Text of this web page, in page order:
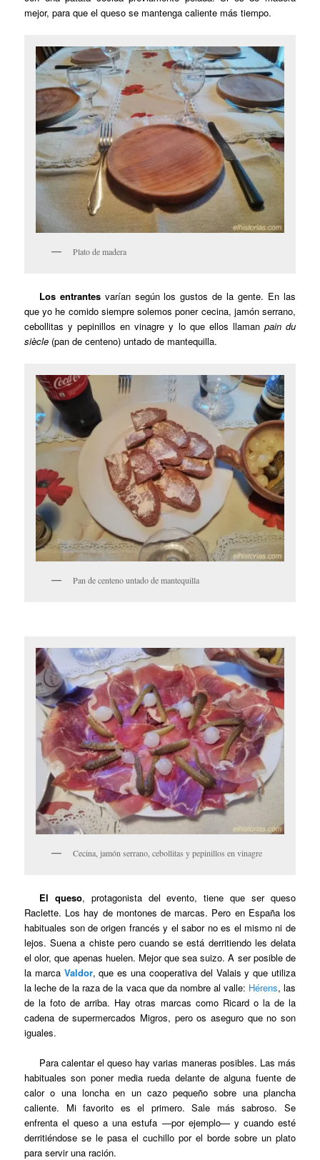
mejor, para que el queso se mantenga caliente más tiempo.
Plato de madera
Los entrantesvarían según los gustos de la gente. En las
que yo he comido siempre solemos poner cecina, jamón serrano,
cebollitas y pepinillos en vinagre y lo que ellos llaman pain du
siècle (pan de centeno) untado de mantequilla.
Pan de centeno untado de mantequilla
Cecina, jamón serrano, cebollitas y pepinillos en vinagre
El queso, protagonista del evento, tiene que ser queso
Raclette. Los hay de montones de marcas. Pero en España los
habituales son de origen francés y el sabor no es el mismo ni de
lejos. Suena a chiste pero cuando se está derritiendo les delata
el olor, que apenas huelen. Mejor que sea suizo. A ser posible de
la marca Valdor, que es una cooperativa del Valais y que utiliza
la leche de la raza de la vaca que da nombre al valle: Hérens, las
de la foto de arriba. Hay otras marcas como Ricard o la de la
cadena de supermercados Migros, pero os aseguro que no son
iguales.
Para calentar el queso hay varias maneras posibles. Las más
habituales son poner media rueda delante de alguna fuente de
calor o una loncha en un cazo pequeño sobre una plancha
caliente. Mi favorito es el primero. Sale más sabroso. Se
enfrenta el queso a una estufa —por ejemplo— y cuando esté
derritiéndose se le pasa el cuchillo por el borde sobre un plato
para servir una ración.